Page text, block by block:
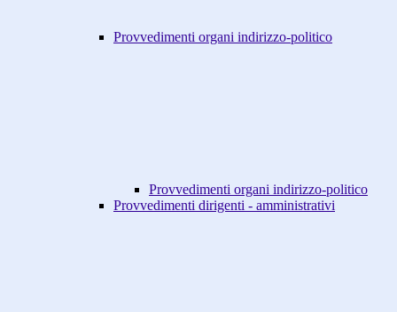
Provvedimenti organi indirizzo-politico
Provvedimenti organi indirizzo-politico
Provvedimenti dirigenti - amministrativi